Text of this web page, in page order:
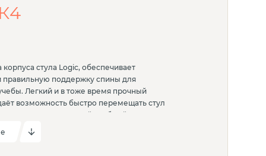
стула Logic, обеспечивает
поддержку спины для
Легкий и в тоже время прочный
возможность быстро перемещать стул
его под нужный учебный процесс.
делает стул Logic универсальным и
мебели для учебных классов с разным